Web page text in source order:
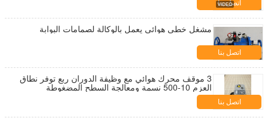
اتصل بنا
مشغل خطي هوائي يعمل بالوكالة لصمامات البوابة
اتصل بنا
3 موقف محرك هوائي مع وظيفة الدوران ربع توفر نطاق
العزم 10-500 نسمة ومعالجة السطح المضغوطة
اتصل بنا